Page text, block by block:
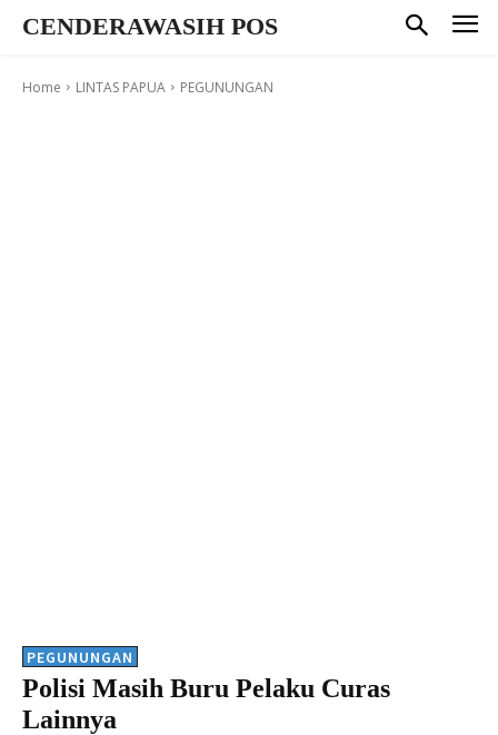
CENDERAWASIH POS
Home LINTAS PAPUA PEGUNUNGAN
PEGUNUNGAN
Polisi Masih Buru Pelaku Curas
Lainnya